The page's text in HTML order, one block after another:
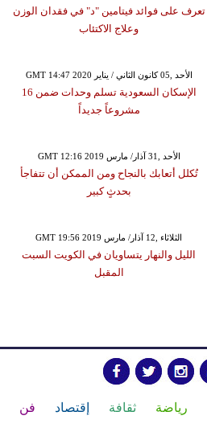
تعرف على فوائد فيتامين "د" في فقدان الوزن
وعلاج الاكتئاب
GMT 14:47 2020 الأحد ,05 كانون الثاني / يناير
الإسكان السعودية تسلم وحدات ضمن 16
مشروعاً جديداً
GMT 12:16 2019 الأحد ,31 آذار/ مارس
تُكلل أتعابك بالنجاح ومن الممكن أن تتفاجأ
بحدثٍ كبير
GMT 19:56 2019 الثلاثاء ,12 آذار/ مارس
الليل والنهار يتساويان في الكويت السبت
المقبل
رياضة ثقافة إقتصاد فن